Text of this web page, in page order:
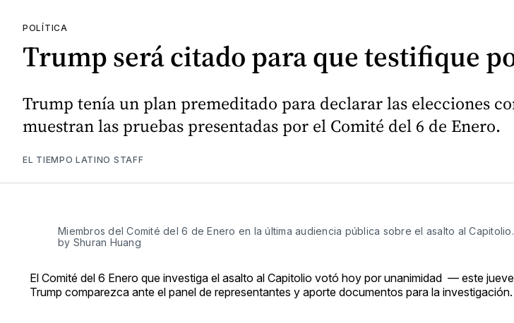
POLÍTICA
Trump será citado para que testifique
Trump tenía un plan premeditado para declarar las elecciones
muestran las pruebas presentadas por el Comité del 6 de Enero.
EL TIEMPO LATINO STAFF
Miembros del Comité del 6 de Enero en la última audiencia pública sobre el asalto al
by Shuran Huang
El Comité del 6 Enero que investiga el asalto al Capitolio votó hoy por unanimidad — este
Trump comparezca ante el panel de representantes y aporte documentos para la investigación.